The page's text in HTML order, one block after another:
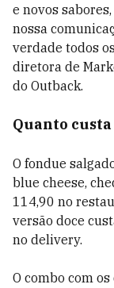
e novos
nossa
verdade todos
diretora de
do Outback.
Quanto
O fondue
blue cheese,
114,90 no
versão doce
no delivery.
O combo com